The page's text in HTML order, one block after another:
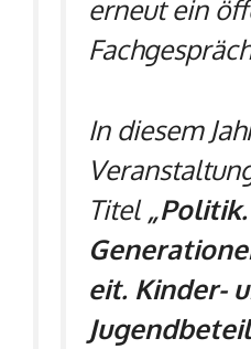
erneut ein
In diesem
Titel
eit. Kinder-